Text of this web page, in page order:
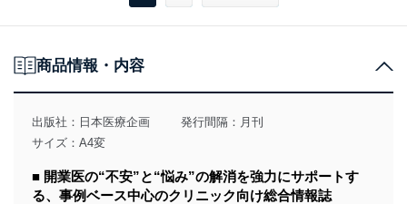
商品情報・内容
出版社： 日本医療企画
発行間隔：月刊
サイズ：A4変
■ 開業医の“不安”と“悩み”の解消を強力にサポートす
る、事例ベース中心のクリニック向け総合情報誌